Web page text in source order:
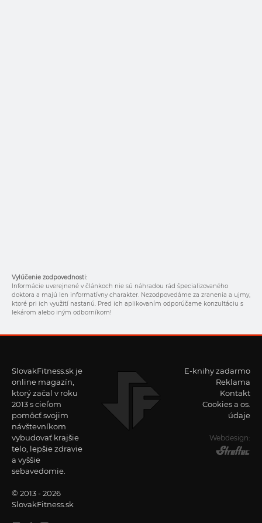
Vylúčenie zodpovednosti:
Informácie uverejnené v článkoch nie sú náhradou rád špecializovaného
doktora a majú len informatívny charakter. Nezodpovedáme za zranenia a ujmy,
ktoré pri ich využití nastanú. Pred ich aplikovaním odporúčame konzultáciu s
lekárom alebo iným odborníkom!
SlovakFitness.sk je
online magazín,
ktorý začal v roku
2013 s cieľom
pomôcť svojim
návštevníkom
vybudovať krajšie
telo, lepšie zdravie
a vyššie
sebavedomie.
© 2013 - 2026
SlovakFitness.sk
E-knihy zadarmo
Reklama
Kontakt
Cookies a os.
údaje
Webdesign: